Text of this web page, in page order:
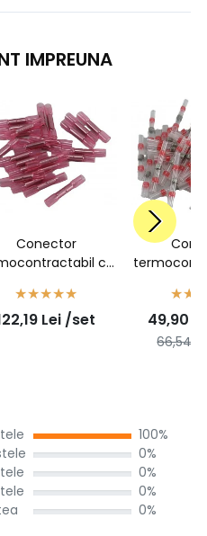
IMPREUNA
Conector
cu
- 7931100302
- 100buc/set
Lei /set
1,5mmp
49,90
66,54
100%
0%
0%
0%
0%